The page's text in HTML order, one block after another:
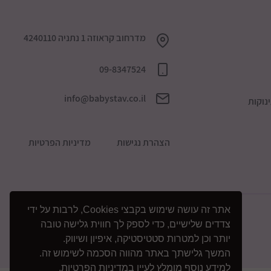
אתר זה עושה שימוש בקבצי Cookies, לרבות על ידי
צדדים שלישיים, כדי לספק לך חווית גלישה טובה
יותר וכן למטרות סטטיסטיקה, איפיון ושיווק.
המשך גלישתך באתר מהווה הסכמה לשימוש זה.
למידע נוסף מומלץ לעיין במדיניות הפרטיות.
מדרחוב קראוזה 1 נתניה 4240110
09-8347524
info@babystav.co.il
הצהרת נגישות מדיניות הפרטיות